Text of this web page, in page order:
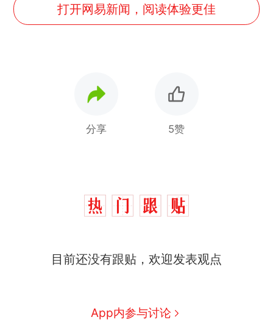
打开网易新闻，阅读体验更佳
分享 5赞
目前还没有跟贴，欢迎发表观点
App内参与讨论